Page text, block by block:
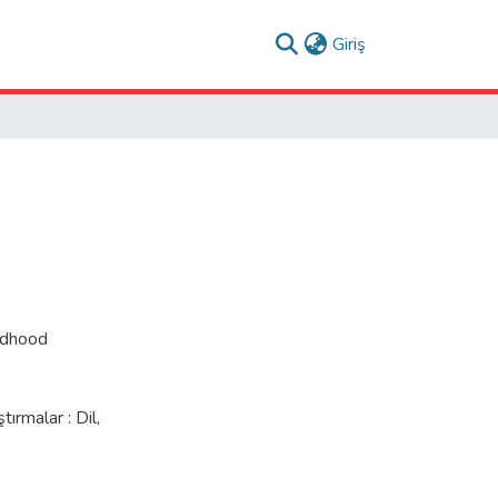
Giriş
: Dil,